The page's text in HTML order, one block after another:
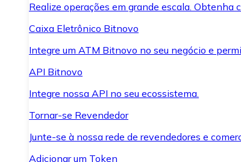
Realize operações em grande escala. Obtenha
Caixa Eletrônico Bitnovo
Integre um ATM Bitnovo no seu negócio e
API Bitnovo
Integre nossa API no seu ecossistema.
Tornar-se Revendedor
Junte-se à nossa rede de revendedores e
Adicionar um Token